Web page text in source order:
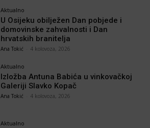
Aktualno
U Osijeku obilježen Dan pobjede i
domovinske zahvalnosti i Dan
hrvatskih branitelja
Ana Tokić 4 kolovoza, 2026
Aktualno
Izložba Antuna Babića u vinkovačkoj
Galeriji Slavko Kopač
Ana Tokić 4 kolovoza, 2026
Aktualno